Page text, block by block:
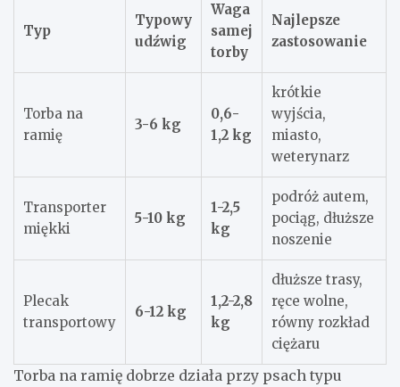
Typ
Typowy
udźwig
Waga
samej
torby
Najlepsze
zastosowanie
Torba na
ramię
3-6 kg
0,6-
1,2 kg
krótkie
wyjścia,
miasto,
weterynarz
Transporter
miękki
5-10 kg
1-2,5
kg
podróż autem,
pociąg, dłuższe
noszenie
Plecak
transportowy
6-12 kg
1,2-2,8
kg
dłuższe trasy,
ręce wolne,
równy rozkład
ciężaru
Torba na ramię dobrze działa przy psach typu